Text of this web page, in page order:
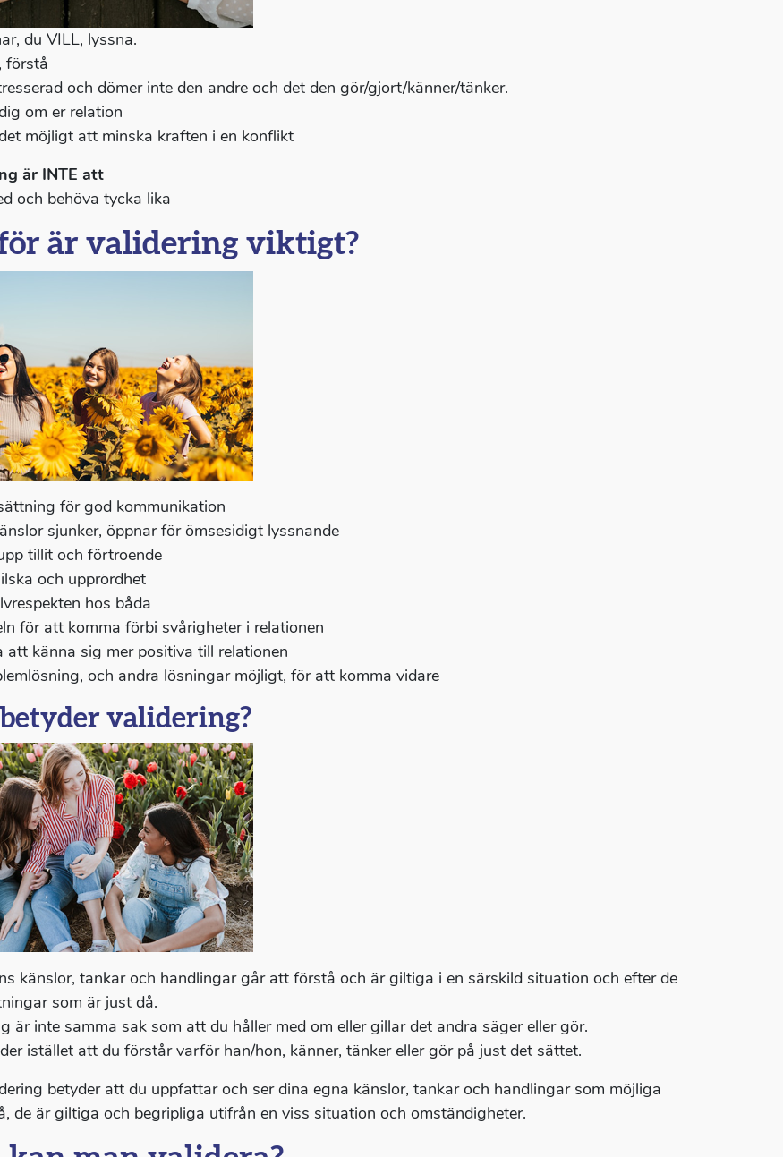
du VILL, lyssna.
förstå
och dömer inte den andre och det den gör/gjort/känner/tänker.
om er relation
möjligt att minska kraften i en konflikt
är INTE att
och behöva tycka lika
är validering viktigt?
för god kommunikation
sjunker, öppnar för ömsesidigt lyssnande
tillit och förtroende
och upprördhet
hos båda
för att komma förbi svårigheter i relationen
att känna sig mer positiva till relationen
och andra lösningar möjligt, för att komma vidare
validering?
känslor, tankar och handlingar går att förstå och är giltiga i en särskild situation och efter de
som är just då.
är inte samma sak som att du håller med om eller gillar det andra säger eller gör.
istället att du förstår varför han/hon, känner, tänker eller gör på just det sättet.
betyder att du uppfattar och ser dina egna känslor, tankar och handlingar som möjliga
de är giltiga och begripliga utifrån en viss situation och omständigheter.